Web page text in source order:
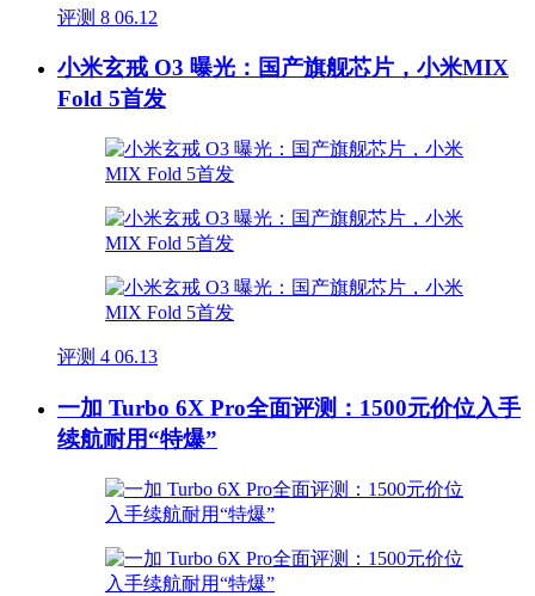
评测 8 06.12
小米玄戒 O3 曝光：国产旗舰芯片，小米MIX
Fold 5首发
评测 4 06.13
一加 Turbo 6X Pro全面评测：1500元价位入手
续航耐用“特爆”